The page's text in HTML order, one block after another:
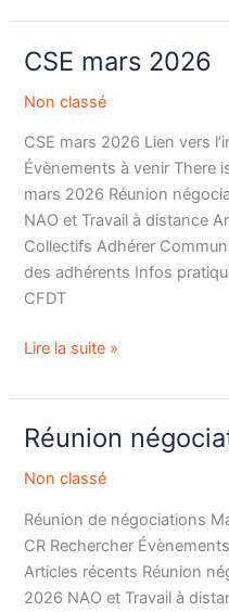
CSE mars 2026
Non classé
CSE mars 2026 Lien vers
Évènements à venir There
mars 2026 Réunion
NAO et Travail à distance
Collectifs Adhérer
des adhérents Infos
CFDT
CSE
2026
Lire la suite »
Réunion
Non classé
Réunion de négociations
CR Rechercher
Articles récents Réunion
2026 NAO et Travail à
Réunion
Mars